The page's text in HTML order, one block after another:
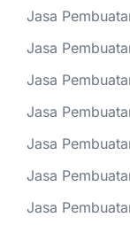
Jasa
Jasa
Jasa
Jasa
Jasa
Jasa
Jasa